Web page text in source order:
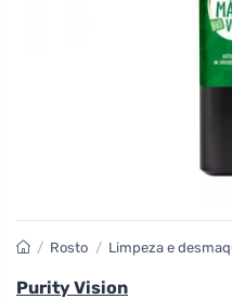
/ Rosto / Limpeza e
Purity Vision